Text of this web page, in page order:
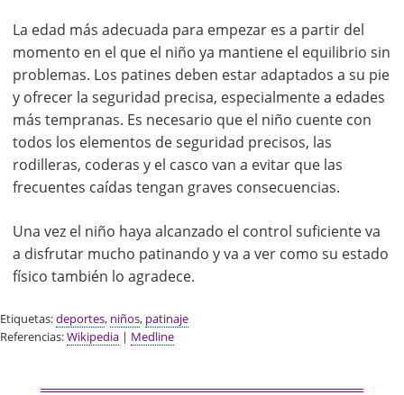
La edad más adecuada para empezar es a partir del
momento en el que el niño ya mantiene el equilibrio sin
problemas. Los patines deben estar adaptados a su pie
y ofrecer la seguridad precisa, especialmente a edades
más tempranas. Es necesario que el niño cuente con
todos los elementos de seguridad precisos, las
rodilleras, coderas y el casco van a evitar que las
frecuentes caídas tengan graves consecuencias.
Una vez el niño haya alcanzado el control suficiente va
a disfrutar mucho patinando y va a ver como su estado
físico también lo agradece.
Etiquetas:deportes, niños, patinaje
Referencias:Wikipedia | Medline